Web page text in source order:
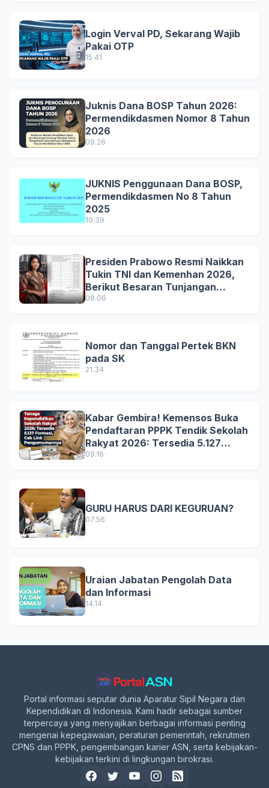
Login Verval PD, Sekarang Wajib
Pakai OTP
15.41
Juknis Dana BOSP Tahun 2026:
Permendikdasmen Nomor 8 Tahun
2026
09.26
JUKNIS Penggunaan Dana BOSP,
Permendikdasmen No 8 Tahun
2025
10.39
Presiden Prabowo Resmi Naikkan
Tukin TNI dan Kemenhan 2026,
Berikut Besaran Tunjangan
Terbaru
08.06
Nomor dan Tanggal Pertek BKN
pada SK
21.34
Kabar Gembira! Kemensos Buka
Pendaftaran PPPK Tendik Sekolah
Rakyat 2026: Tersedia 5.127
Formasi, Simak Syarat dan
09.16
GURU HARUS DARI KEGURUAN?
07.56
Uraian Jabatan Pengolah Data
dan Informasi
14.14
Portal informasi seputar dunia Aparatur Sipil Negara dan
Kependidikan di Indonesia. Kami hadir sebagai sumber
terpercaya yang menyajikan berbagai informasi penting
mengenai kepegawaian, peraturan pemerintah, rekrutmen
CPNS dan PPPK, pengembangan karier ASN, serta kebijakan-
kebijakan terkini di lingkungan birokrasi.